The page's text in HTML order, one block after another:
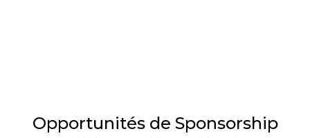
Opportunités de Sponsorship